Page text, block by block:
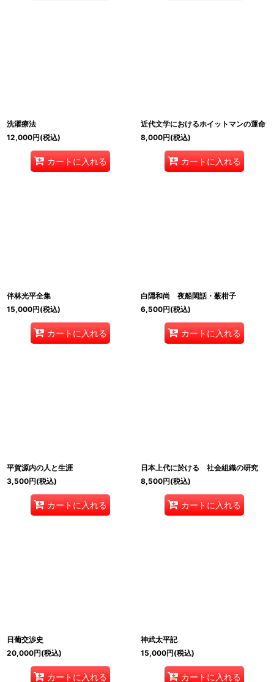
洗濯療法
12,000円(税込)
カートに入れる
近代文学におけるホイットマンの運命
8,000円(税込)
カートに入れる
伴林光平全集
15,000円(税込)
カートに入れる
白隠和尚 夜船閑話・薮柑子
6,500円(税込)
カートに入れる
平賀源内の人と生涯
3,500円(税込)
カートに入れる
日本上代に於ける 社会組織の研究
8,500円(税込)
カートに入れる
日葡交渉史
20,000円(税込)
カートに入れる
神武太平記
15,000円(税込)
カートに入れる